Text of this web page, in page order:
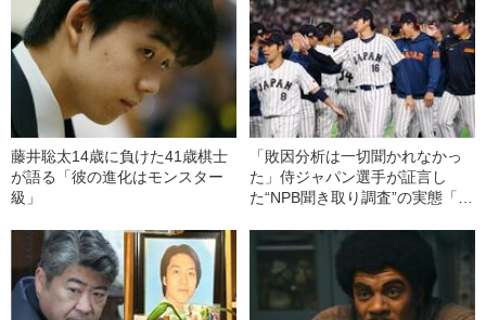
藤井聡太14歳に負けた41歳棋士
が語る「彼の進化はモンスター
級」
「敗因分析は一切聞かれなかっ
た」侍ジャパン選手が証言し
た“NPB聞き取り調査”の実態「選